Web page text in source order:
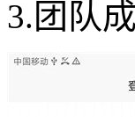
3.团队